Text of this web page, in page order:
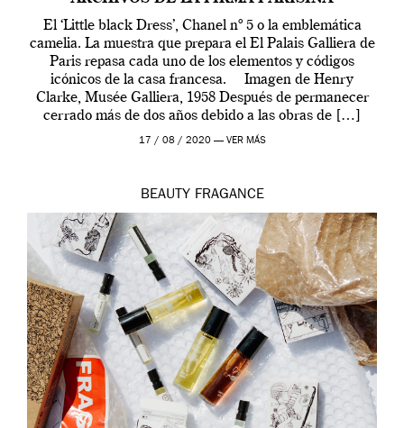
El ‘Little black Dress’, Chanel nº 5 o la emblemática
camelia. La muestra que prepara el El Palais Galliera de
Paris repasa cada uno de los elementos y códigos
icónicos de la casa francesa. Imagen de Henry
Clarke, Musée Galliera, 1958 Después de permanecer
cerrado más de dos años debido a las obras de […]
17 / 08 / 2020 — VER MÁS
BEAUTY FRAGANCE